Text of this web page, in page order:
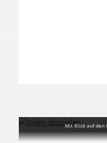
Mit Klick auf den